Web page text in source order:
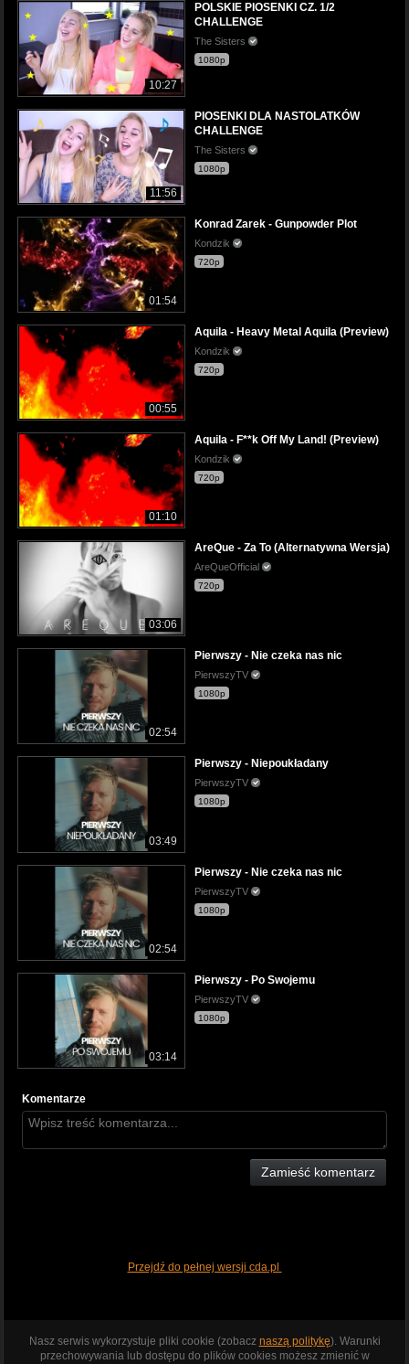
10:27
POLSKIE PIOSENKI CZ. 1/2
CHALLENGE
The Sisters
1080p
11:56
PIOSENKI DLA NASTOLATKÓW
CHALLENGE
The Sisters
1080p
01:54
Konrad Zarek - Gunpowder Plot
Kondzik
720p
00:55
Aquila - Heavy Metal Aquila (Preview)
Kondzik
720p
01:10
Aquila - F**k Off My Land! (Preview)
Kondzik
720p
03:06
AreQue - Za To (Alternatywna Wersja)
AreQueOfficial
720p
02:54
Pierwszy - Nie czeka nas nic
PierwszyTV
1080p
03:49
Pierwszy - Niepoukładany
PierwszyTV
1080p
02:54
Pierwszy - Nie czeka nas nic
PierwszyTV
1080p
03:14
Pierwszy - Po Swojemu
PierwszyTV
1080p
Komentarze
Zamieść komentarz
Przejdź do pełnej wersji cda.pl
Nasz serwis wykorzystuje pliki cookie (zobacz naszą politykę). Warunki
przechowywania lub dostępu do plików cookies możesz zmienić w